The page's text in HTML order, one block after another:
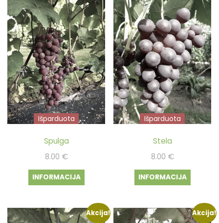
Išparduota
Spulga
8.00 €
INFORMACIJA
Išparduota
Stela
8.00 €
INFORMACIJA
Akcija! Akcija!